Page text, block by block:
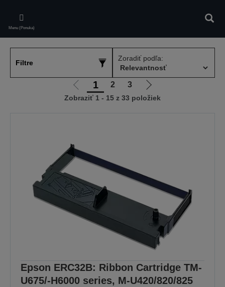
main
content
Menu (Ponuka)
Filtre
Zoradiť podľa:
Ísť
na
1 2 3
Ísť
na
Zobraziť 1 - 15 z 33 položiek
Epson ERC32B: Ribbon Cartridge TM-
U675/-H6000 series, M-U420/820/825